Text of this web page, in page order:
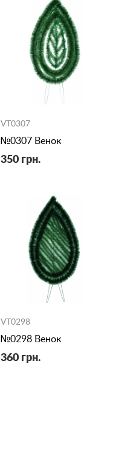
VT0307
№0307 Венок
350 грн.
VT0298
№0298 Венок
360 грн.